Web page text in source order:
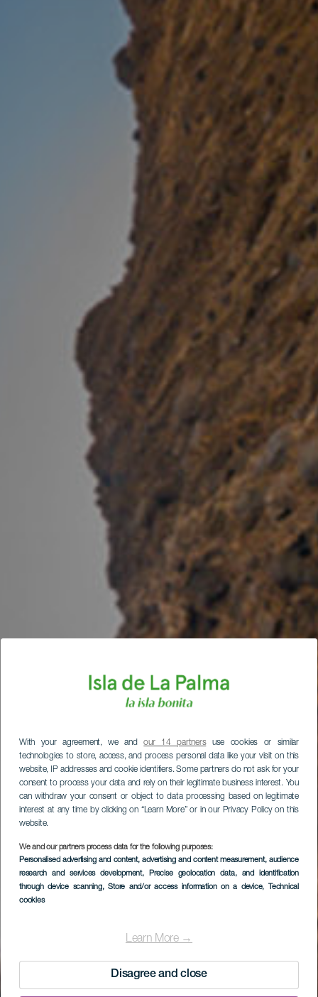
With your agreement, we andour 14 partnersuse cookies or similar
technologies to store, access, and process personal data like your visit on this
website, IP addresses and cookie identifiers. Some partners do not ask for your
consent to process your data and rely on their legitimate business interest. You
can withdraw your consent or object to data processing based on legitimate
interest at any time by clicking on “Learn More” or in our Privacy Policy on this
website.
We and our partners process data for the following purposes:
Personalised advertising and content, advertising and content measurement, audience
research and services development, Precise geolocation data, and identification
through device scanning, Store and/or access information on a device, Technical
cookies
Learn More →
Disagree and close